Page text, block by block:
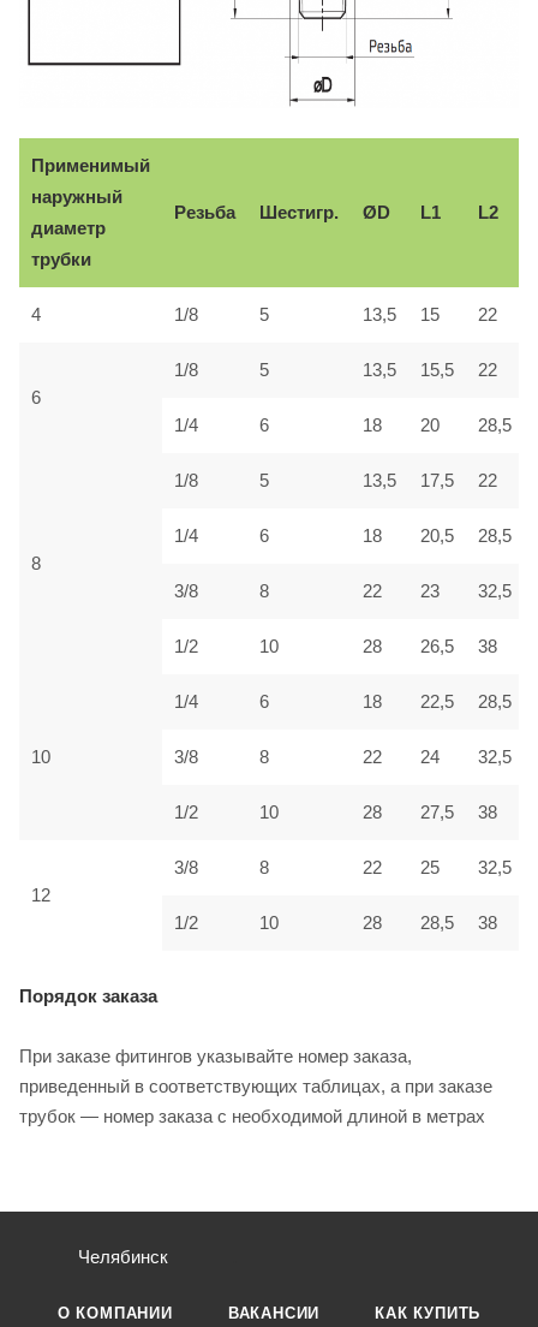
Применимый
наружный
диаметр
трубки
Резьба Шестигр. ØD L1 L2
4 1/8 5 13,5 15 22
6
1/8 5 13,5 15,5 22
1/4 6 18 20 28,5
8
1/8 5 13,5 17,5 22
1/4 6 18 20,5 28,5
3/8 8 22 23 32,5
1/2 10 28 26,5 38
10
1/4 6 18 22,5 28,5
3/8 8 22 24 32,5
1/2 10 28 27,5 38
12
3/8 8 22 25 32,5
1/2 10 28 28,5 38
Порядок заказа
При заказе фитингов указывайте номер заказа,
приведенный в соответствующих таблицах, а при заказе
трубок — номер заказа с необходимой длиной в метрах
Челябинск
О КОМПАНИИ ВАКАНСИИ КАК КУПИТЬ